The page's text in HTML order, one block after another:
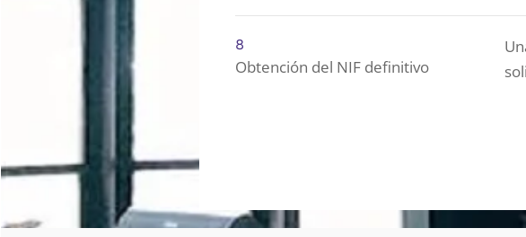
8
Obtención del NIF definitivo